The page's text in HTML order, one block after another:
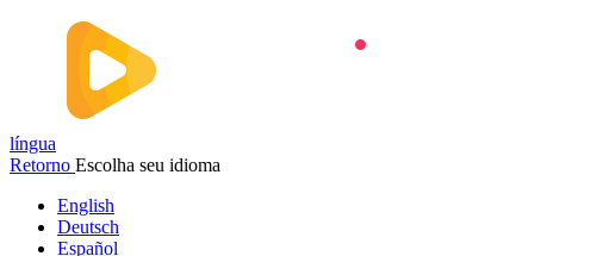
língua
Retorno Escolha seu idioma
English
Deutsch
Español